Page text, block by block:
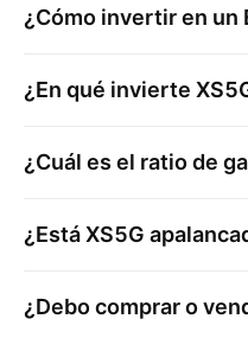
¿Cómo invertir en un
¿En qué invierte
¿Cuál es el ratio de
¿EstáXS5G
¿Debo comprar o